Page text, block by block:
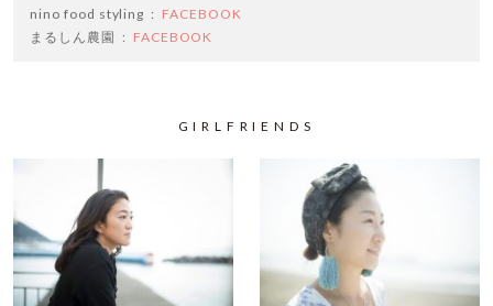
nino food styling
FACEBOOK
まるしん農園
FACEBOOK
GIRLFRIENDS